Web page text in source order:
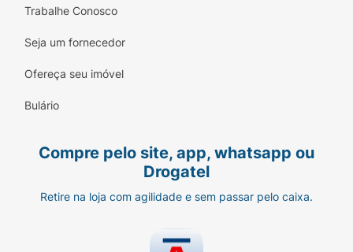
Trabalhe Conosco
Seja um fornecedor
Ofereça seu imóvel
Bulário
Compre pelo site, app, whatsapp ou
Drogatel
Retire na loja com agilidade e sem passar pelo caixa.